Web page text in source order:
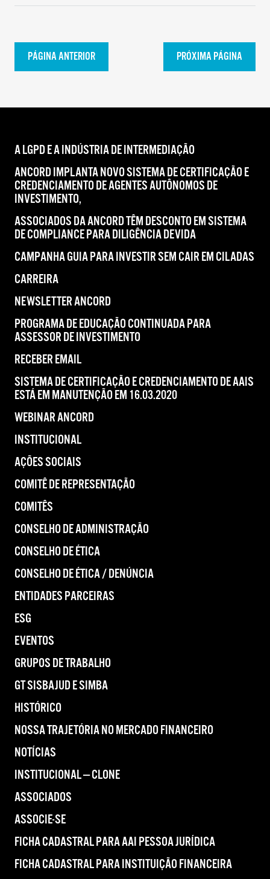
PÁGINA ANTERIOR PRÓXIMA PÁGINA
A LGPD E A INDÚSTRIA DE INTERMEDIAÇÃO
ANCORD IMPLANTA NOVO SISTEMA DE CERTIFICAÇÃO E
CREDENCIAMENTO DE AGENTES AUTÔNOMOS DE
INVESTIMENTO,
ASSOCIADOS DA ANCORD TÊM DESCONTO EM SISTEMA
DE COMPLIANCE PARA DILIGÊNCIA DEVIDA
CAMPANHA GUIA PARA INVESTIR SEM CAIR EM CILADAS
CARREIRA
NEWSLETTER ANCORD
PROGRAMA DE EDUCAÇÃO CONTINUADA PARA
ASSESSOR DE INVESTIMENTO
RECEBER EMAIL
SISTEMA DE CERTIFICAÇÃO E CREDENCIAMENTO DE AAIS
ESTÁ EM MANUTENÇÃO EM 16.03.2020
WEBINAR ANCORD
INSTITUCIONAL
AÇÕES SOCIAIS
COMITÊ DE REPRESENTAÇÃO
COMITÊS
CONSELHO DE ADMINISTRAÇÃO
CONSELHO DE ÉTICA
CONSELHO DE ÉTICA / DENÚNCIA
ENTIDADES PARCEIRAS
ESG
EVENTOS
GRUPOS DE TRABALHO
GT SISBAJUD E SIMBA
HISTÓRICO
NOSSA TRAJETÓRIA NO MERCADO FINANCEIRO
NOTÍCIAS
INSTITUCIONAL — CLONE
ASSOCIADOS
ASSOCIE-SE
FICHA CADASTRAL PARA AAI PESSOA JURÍDICA
FICHA CADASTRAL PARA INSTITUIÇÃO FINANCEIRA